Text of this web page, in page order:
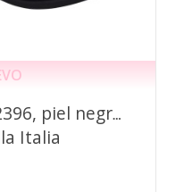
piel negra
Italia